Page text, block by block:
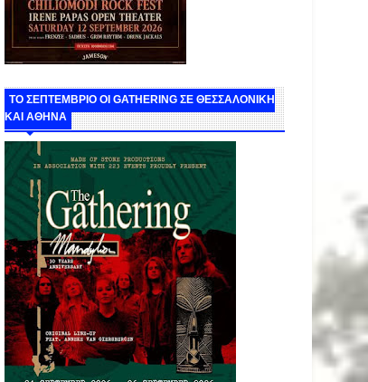
ΤΟ ΣΕΠΤΕΜΒΡΙΟ ΟΙ GATHERING ΣΕ ΘΕΣΣΑΛΟΝΙΚΗ
ΚΑΙ ΑΘΗΝΑ